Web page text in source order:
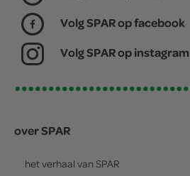
Volg SPAR op facebook
Volg SPAR op instagram
over SPAR
het verhaal van SPAR